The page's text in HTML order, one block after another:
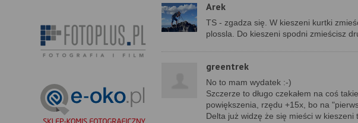
Arek
TS - zgadza się. W kieszeni kurtki
plossla. Do kieszeni spodni zmieścisz
greentrek
No to mam wydatek :-)
Szczerze to długo czekałem na coś
powiększenia, rzędu +15x, bo na
Delta już widzę że się mieści w kieszeni